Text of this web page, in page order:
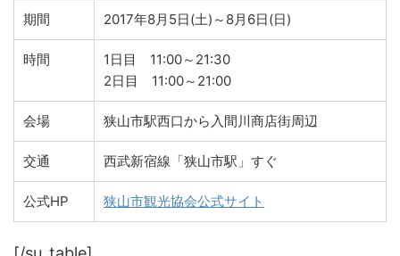
期間 2017年8月5日(土)～8月6日(日)
時間
1日目 11:00～21:30
2日目 11:00～21:00
会場 狭山市駅西口から入間川商店街周辺
交通 西武新宿線「狭山市駅」すぐ
公式HP 狭山市観光協会公式サイト